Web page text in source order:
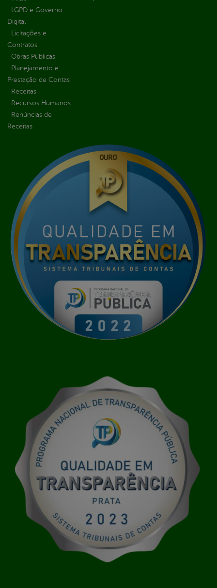
LGPD e Governo
Digital
Licitações e
Contratos
Obras Públicas
Planejamento e
Prestação de Contas
Receitas
Recursos Humanos
Renúncias de
Receitas